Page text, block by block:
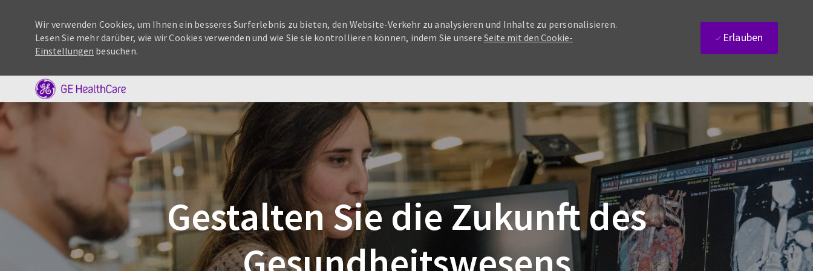
-
Wir verwenden Cookies, um Ihnen ein besseres Surferlebnis zu bieten, den Website-Verkehr zu analysieren und Inhalte zu personalisieren.
Lesen Sie mehr darüber, wie wir Cookies verwenden und wie Sie sie kontrollieren können, indem Sie unsereSeite mit den Cookie-
Einstellungen besuchen.
Erlauben
Gestalten Sie die Zukunft des